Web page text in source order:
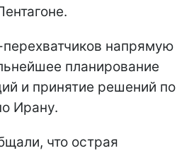
перехватчиков напрямую
планирование
и принятие решений по
Ирану.
что острая